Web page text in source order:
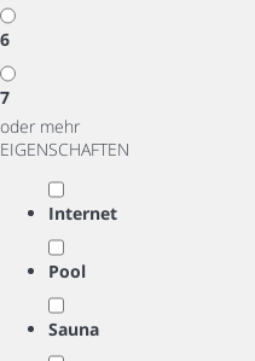
6
7
oder mehr
EIGENSCHAFTEN
Internet
Pool
Sauna